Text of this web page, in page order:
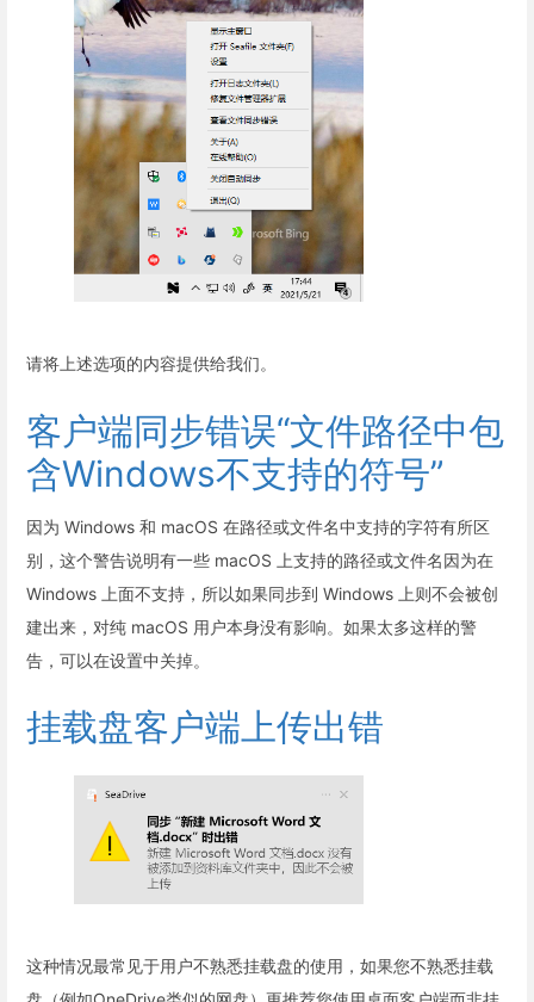
请将上述选项的内容提供给我们。
客户端同步错误“文件路径中包
含Windows不支持的符号”
因为 Windows 和 macOS 在路径或文件名中支持的字符有所区
别，这个警告说明有一些 macOS 上支持的路径或文件名因为在
Windows 上面不支持，所以如果同步到 Windows 上则不会被创
建出来，对纯 macOS 用户本身没有影响。如果太多这样的警
告，可以在设置中关掉。
挂载盘客户端上传出错
这种情况最常见于用户不熟悉挂载盘的使用，如果您不熟悉挂载